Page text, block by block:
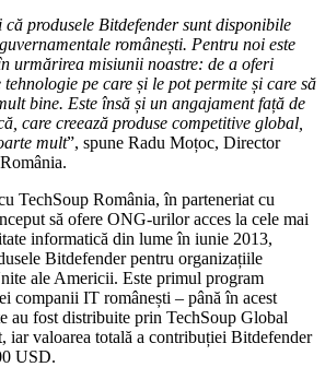
produsele Bitdefender sunt disponibile
românești. Pentru noi este
urmărirea misiunii noastre: de a oferi
pe care și le pot permite și care să
bine. Este însă și un angajament față de
care creează produse competitive global,
mult”, spune Radu Moțoc, Director
TechSoup România, în parteneriat cu
să ofere ONG-urilor acces la cele mai
informatică din lume în iunie 2013,
Bitdefender pentru organizațiile
ale Americii. Este primul program
companii IT românești – până în acest
au fost distribuite prin TechSoup Global
iar valoarea totală a contribuției Bitdefender
USD.